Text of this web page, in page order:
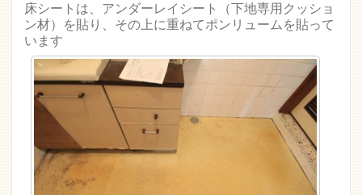
床シートは、アンダーレイシート（下地専用クッショ
ン材）を貼り、その上に重ねてポンリュームを貼って
います